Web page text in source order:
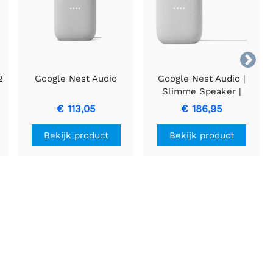

Google Nest Audio
€ 113,05
Bekijk product
Google Nest Audio |
Slimme Speaker |
Google Assistent | Wi-Fi
| Grijs
€ 186,95
Bekijk product